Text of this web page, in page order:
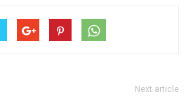
Next article